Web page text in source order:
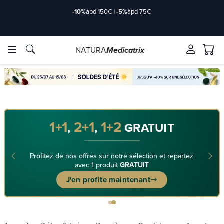
Marques
-10%àpd 150€ |-5%àpd 75€
Marques
NATURAMedicatrix
1+1, 2+1, 1+2GRATUIT
Profitez de nos offres sur notre sélection et repartez
avec 1 produit GRATUIT
J'en profite maintenant